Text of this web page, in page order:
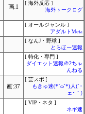
画:1
[ 海外反応 ]
海外トークログ
[ オールジャンル ]
アダルトMeta
[ なんJ・野球 ]
とらほー速報
[ 特化・専門 ]
ダイエット速報＠2ちゃ
んねる
画:37
[ 芸スポ ]
もきゅ速(*´ω`*)人(´･
ェ･｀)
[ VIP・ネタ ]
ネギ速